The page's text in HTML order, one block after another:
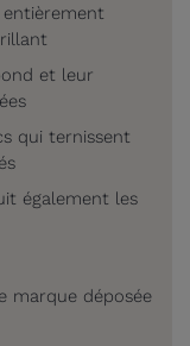
et leur
qui ternissent
également les
marque déposée